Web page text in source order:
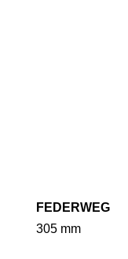
FEDERWEG
305 mm